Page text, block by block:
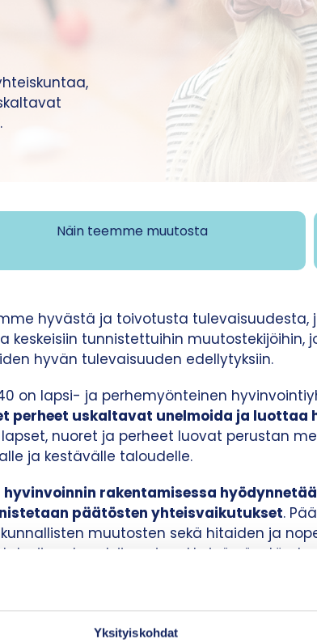
Yksityiskohdat
Näin teemme muutosta
hyvästä ja toivotusta
keskeisiin tunnistettuihin muutostekijöihin,
hyvän tulevaisuuden edellytyksiin.
on lapsi- ja perhemyönteinen
perheet uskaltavat unelmoida ja luottaa
lapset, nuoret ja perheet luovat perustan
ja kestävälle taloudelle.
hyvinvoinnin rakentamisessa
päätösten yhteisvaikutukset.
muutosten sekä hitaiden ja
sukupolviin, esimerkkeinä
luonnon kantokyvyn
ja turvallisuus. Lasten ja nuorten
aktiivisesti mukana luomassa niin arjen